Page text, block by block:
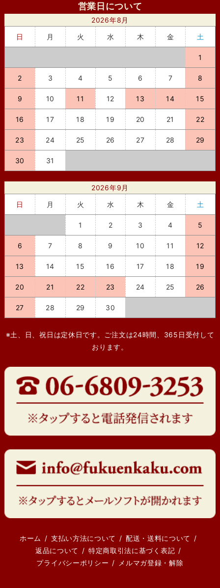
営業日について
2026年8月
日
月 火 水 木 金 土
1
2 3 4 5 6 7 8
9 10 11 12 13 14 15
16 17 18 19 20 21 22
23 24 25 26 27 28 29
30 31
2026年9月
日
月 火 水 木 金 土
1 2 3 4 5
6 7 8 9 10 11 12
13 14 15 16 17 18 19
20 21 22 23 24 25 26
27 28 29 30
※土、日、祝日は定休日です。ご注文は24時間、365日受付して
おります。
ホーム 支払い方法について
配送・送料について
返品について
特定商取引法に基づく表記
プライバシーポリシー
メルマガ登録・解除